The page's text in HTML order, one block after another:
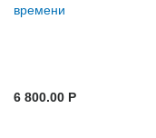
времени
6 800.00 P